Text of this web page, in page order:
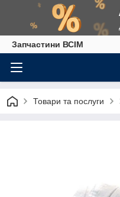
Запчастини ВСІМ
Товари та послуги